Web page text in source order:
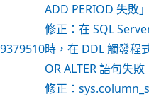
ADD PERIOD 失敗
9379510
修正：在 SQL
時，在 DDL 觸發程
OR ALTER 語句失敗
修正：